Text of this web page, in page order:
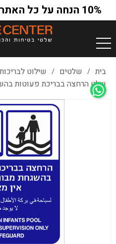
10% הנחה על כל האתר בקוד קופון extra10
בית / שלטים / שילוט
שלט הרחצה בבריכת פעוטות